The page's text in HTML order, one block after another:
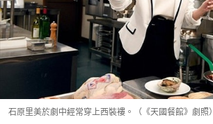
石原里美於劇中經常穿上西裝褸。（《天國餐館》劇照）